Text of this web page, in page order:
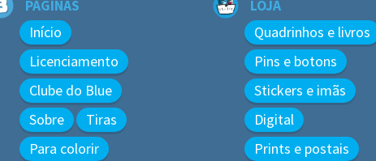
PÁGINAS
Início
Licenciamento
Clube do Blue
Sobre
Tiras
Para colorir
LOJA
Quadrinhos e livros
Pins e botons
Stickers e imãs
Digital
Prints e postais